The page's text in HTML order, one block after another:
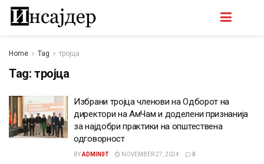
Home Tag тројца
Tag: тројца
Избрани тројца членови на Одборот на
директори на АмЧам и доделени признанија
за најдобри практики на општествена
одговорност
BYADMIN0T NOVEMBER 27, 2024 0